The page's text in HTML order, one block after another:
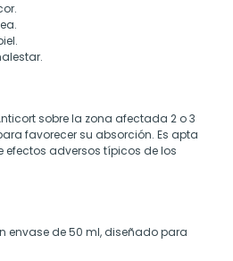
sobre la zona afectada 2 o 3
favorecer su absorción. Es apta
adversos típicos de los
envase de 50 ml, diseñado para